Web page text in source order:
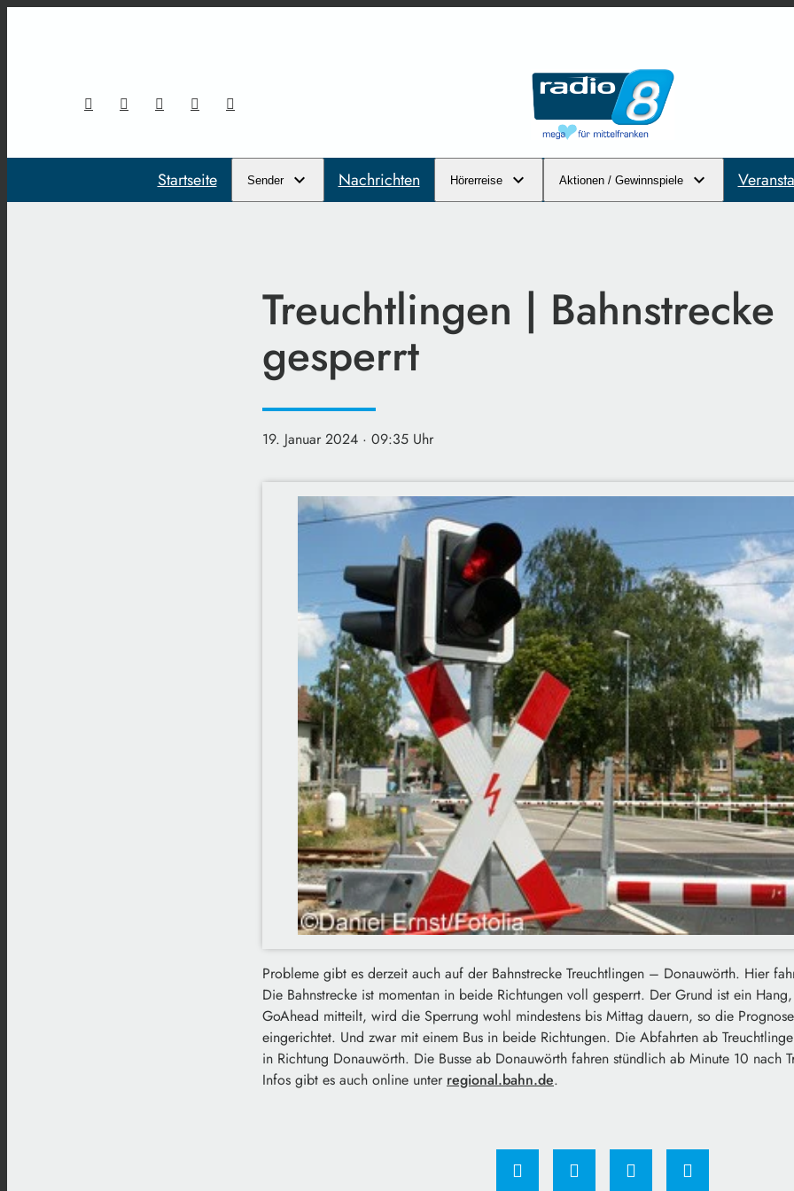
Startseite Sender Nachrichten Hörerreise Aktionen / Gewinnspiele
Treuchtlingen | Bahnstrecke
gesperrt
19. Januar 2024 · 09:35 Uhr
Probleme gibt es derzeit auch auf der Bahnstrecke Treuchtlingen – Donauwörth. Hier
Die Bahnstrecke ist momentan in beide Richtungen voll gesperrt. Der Grund ist ein
GoAhead mitteilt, wird die Sperrung wohl mindestens bis Mittag dauern, so die
eingerichtet. Und zwar mit einem Bus in beide Richtungen. Die Abfahrten ab
in Richtung Donauwörth. Die Busse ab Donauwörth fahren stündlich ab Minute 10 nach
Infos gibt es auch online unter regional.bahn.de.